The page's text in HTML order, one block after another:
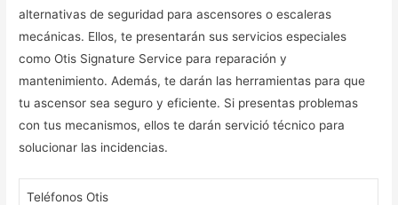
alternativas de seguridad para ascensores o escaleras
mecánicas. Ellos, te presentarán sus servicios especiales
como Otis Signature Service para reparación y
mantenimiento. Además, te darán las herramientas para que
tu ascensor sea seguro y eficiente. Si presentas problemas
con tus mecanismos, ellos te darán servició técnico para
solucionar las incidencias.
Teléfonos Otis